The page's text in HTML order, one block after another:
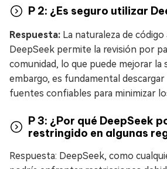
P 2: ¿Es seguro utilizar
Respuesta: La naturaleza de
DeepSeek permite la revisión por
comunidad, lo que puede mejorar la
embargo, es fundamental descargar
fuentes confiables para minimizar
P 3: ¿Por qué DeepSeek
restringido en algunas
Respuesta: DeepSeek, como